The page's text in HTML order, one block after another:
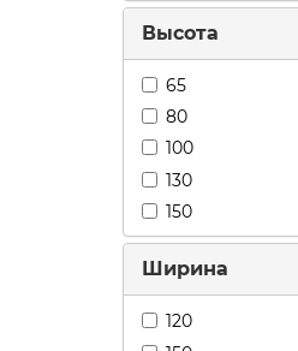
Высота
65
80
100
130
150
Ширина
120